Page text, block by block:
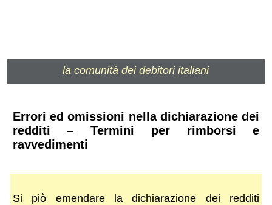
la comunità dei debitori italiani
Errori ed omissioni nella dichiarazione dei
redditi – Termini per rimborsi e
ravvedimenti
Si piò emendare la dichiarazione dei redditi